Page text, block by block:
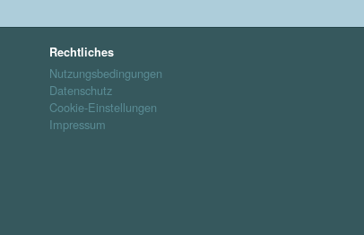
Rechtliches
Nutzungsbedingungen
Datenschutz
Cookie-Einstellungen
Impressum